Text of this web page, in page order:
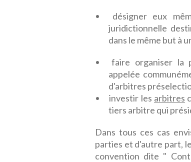
désigner eux
juridictionnelle
dans le même but à
faire organiser la
appelée
d'arbitres
investir les arbitres
tiers arbitre qui
Dans tous ces cas
parties et d'autre part,
convention dite "